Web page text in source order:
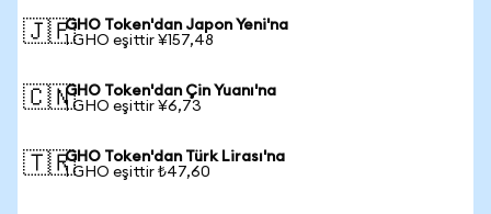
🇯🇵GHO Token'dan Japon Yeni'na
1 GHO eşittir ¥157,48
🇨🇳GHO Token'dan Çin Yuanı'na
1 GHO eşittir ¥6,73
🇹🇷GHO Token'dan Türk Lirası'na
1 GHO eşittir ₺47,60